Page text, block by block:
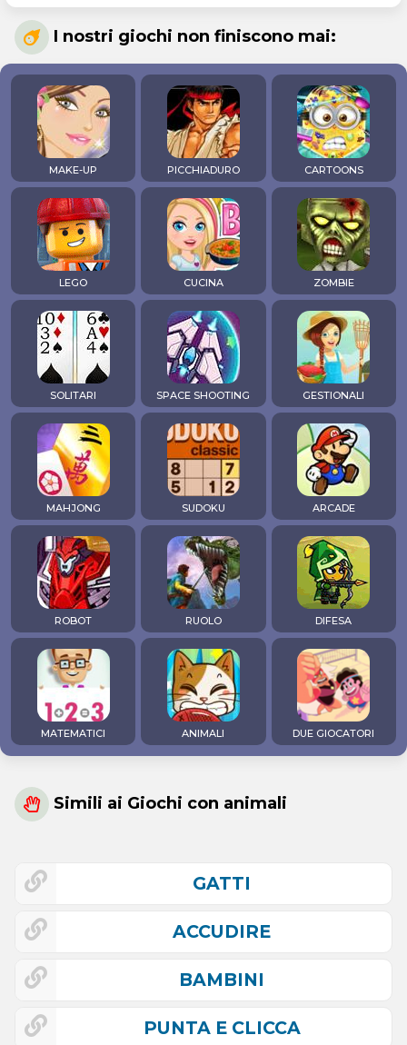
I nostri giochi non finiscono mai:
MAKE-UP PICCHIADURO CARTOONS
LEGO CUCINA ZOMBIE
SOLITARI SPACE SHOOTING GESTIONALI
MAHJONG SUDOKU ARCADE
ROBOT RUOLO DIFESA
MATEMATICI ANIMALI DUE GIOCATORI
Simili ai Giochi con animali
GATTI
ACCUDIRE
BAMBINI
PUNTA E CLICCA